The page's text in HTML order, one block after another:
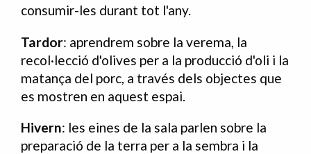
consumir-les durant tot l'any.
Tardor: aprendrem sobre la verema, la
recol·lecció d'olives per a la producció d'oli i la
matança del porc, a través dels objectes que
es mostren en aquest espai.
Hivern: les eines de la sala parlen sobre la
preparació de la terra per a la sembra i la